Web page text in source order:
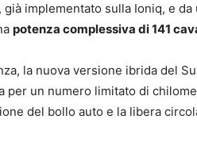
, già implementato sulla Ioniq, e da
potenza complessiva di 141
la nuova versione ibrida del
per un numero limitato di
del bollo auto e la libera